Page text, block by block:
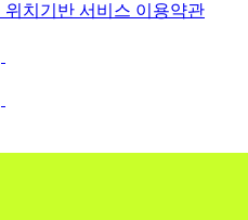
위치기반 서비스 이용약관